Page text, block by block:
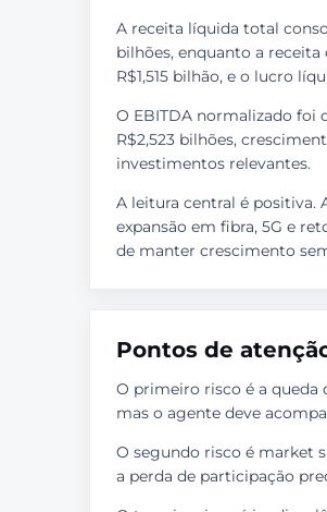
A receita líquida total
bilhões, enquanto a
R$1,515 bilhão, e o lucro
O EBITDA normalizado foi
R$2,523 bilhões,
investimentos relevantes.
A leitura central é positiva.
expansão em fibra, 5G e
de manter crescimento
Pontos de
O primeiro risco é a queda
mas o agente deve
O segundo risco é market
a perda de participação